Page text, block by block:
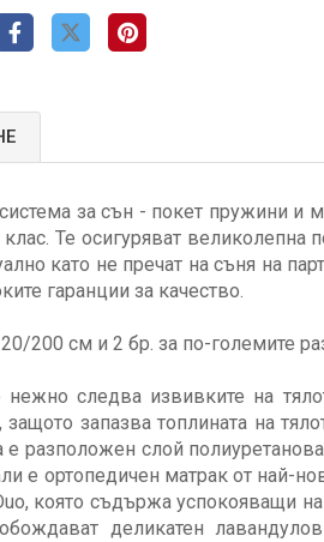
за сън - покет пружини и
Те осигуряват великолепна
като не пречат на съня на
гаранции за качество.
200 см и 2 бр. за по-големите
следва извивките на
запазва топлината на
разположен слой
е ортопедичен матрак от най-
която съдържа успокояващи
деликатен